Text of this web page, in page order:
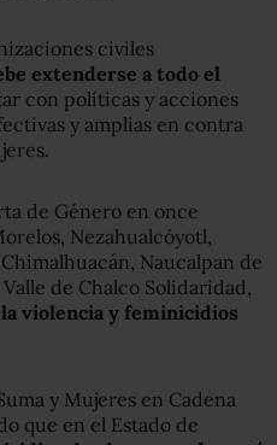
civiles
extenderse a todo el
con políticas y acciones
y amplias en contra
de Género en once
Nezahualcóyotl,
Naucalpan de
de Chalco Solidaridad,
la violencia y feminicidios
y Mujeres en Cadena
que en el Estado de